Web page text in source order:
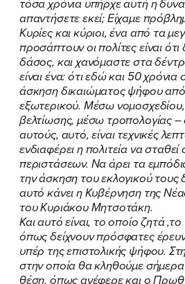
τόσα χρόνια υπήρχε αυτή η
απαντήσετε εκεί; Είχαμε
Κυρίες και κύριοι, ένα από τα
προσάπτουν οι πολίτες είναι
δάσος, και χανόμαστε στα
είναι ένα: ότι εδώ και 50 χρόνια
άσκηση δικαιώματος ψήφου
εξωτερικού. Μέσω
βελτίωσης, μέσω τροπολογίας –
αυτούς, αυτό, είναι τεχνικές
ενδιαφέρει η πολιτεία να
περιστάσεων. Να άρει τα
την άσκηση του εκλογικού τους
αυτό κάνει η Κυβέρνηση της
του Κυριάκου Μητσοτάκη.
Και αυτό είναι, το οποίο ζητά
όπως δείχνουν πρόσφατες
υπέρ της επιστολικής ψήφου.
στην οποία θα κληθούμε
θέση, όπως ανέφερε και ο